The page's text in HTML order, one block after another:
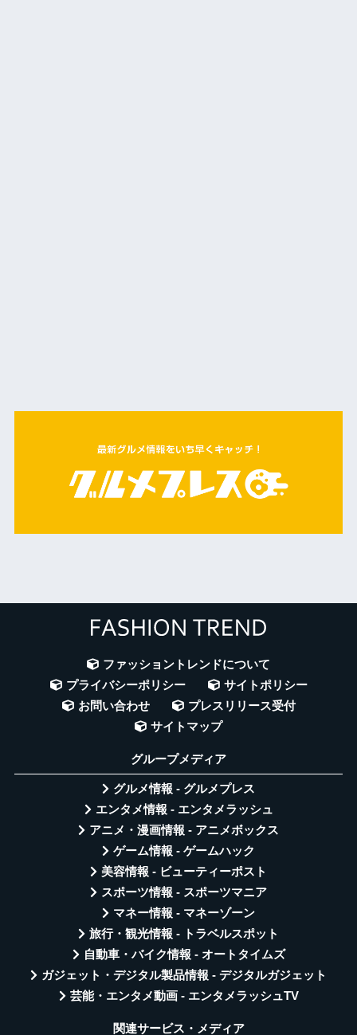
ファッショントレンドについて
プライバシーポリシー
サイトポリシー
お問い合わせ
プレスリリース受付
サイトマップ
グループメディア
グルメ情報 - グルメプレス
エンタメ情報 - エンタメラッシュ
アニメ・漫画情報 - アニメボックス
ゲーム情報 - ゲームハック
美容情報 - ビューティーポスト
スポーツ情報 - スポーツマニア
マネー情報 - マネーゾーン
旅行・観光情報 - トラベルスポット
自動車・バイク情報 - オートタイムズ
ガジェット・デジタル製品情報 - デジタルガジェット
芸能・エンタメ動画 - エンタメラッシュTV
関連サービス・メディア